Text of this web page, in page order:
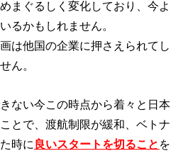
まぐるしく変化しており、今よ
るかもしれません。
は他国の企業に押さえられてし
ん。
ない今この時点から着々と日本
とで、渡航制限が緩和、ベトナ
時に 良いスタートを切ること を